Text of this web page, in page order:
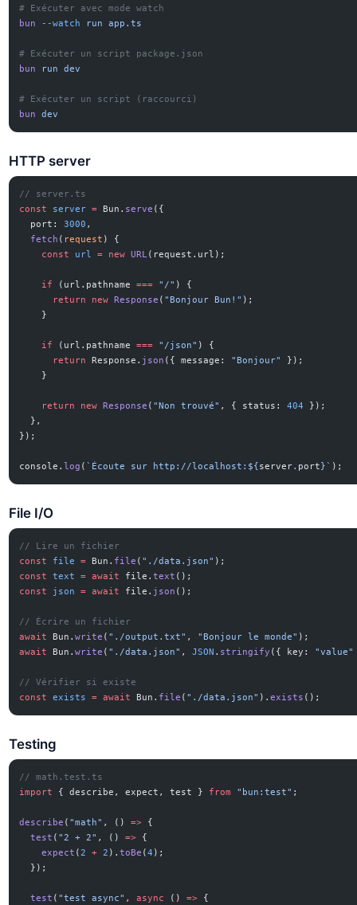
# Exécuter avec mode watch
bun
--watch run app.ts
# Exécuter un script package.json
bun
run dev
# Exécuter un script (raccourci)
bun
dev
HTTP server
// server.ts
const
server = Bun. serve ({
  port:
3000 ,
  fetch
( request ) {
    const
url = new URL(request.url);
    if
(url.pathname === "/" ) {
      return
new Response ( "Bonjour Bun!" );
    }
    if
(url.pathname === "/json" ) {
      return
Response. json ({ message: "Bonjour"
});
    }
    return
new Response ( "Non trouvé" , { status: 404
});
  },
});
console. log ( `Écoute sur http://localhost:${ server. port }` );
File I/O
// Lire un fichier
const
file = Bun. file ( "./data.json" );
const
text = await file.text ();
const
json = await file. json ();
// Écrire un fichier
await
Bun.write ( "./output.txt" , "Bonjour le monde" );
await
Bun.write ( "./data.json" , JSON . stringify ({ key: "value"
// Vérifier si existe
const
exists = await Bun. file ( "./data.json" ).exists ();
Testing
// math.test.ts
import
{ describe, expect, test } from "bun:test" ;
describe ( "math" , () => {
  test
( "2 + 2" , () => {
    expect
(2 + 2 ).toBe (4 );
  });
  test
( "test async" , async () => {